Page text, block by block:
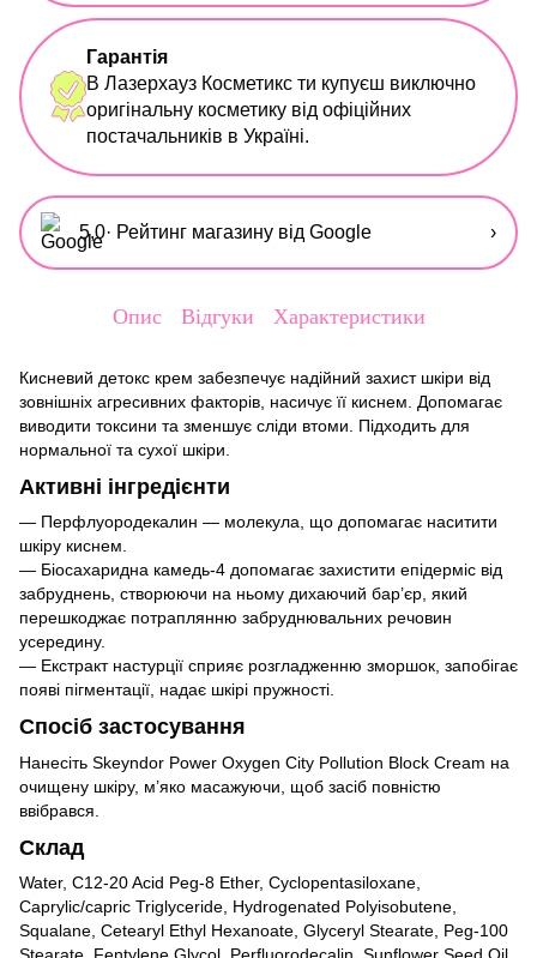
Гарантія
В Лазерхауз Косметикс ти купуєш виключно
оригінальну косметику від офіційних
постачальників в Україні.
5,0· Рейтинг магазину від Google ›
Опис Відгуки Характеристики
Кисневий детокс крем забезпечує надійний захист шкіри від
зовнішніх агресивних факторів, насичує її киснем. Допомагає
виводити токсини та зменшує сліди втоми. Підходить для
нормальної та сухої шкіри.
Активні інгредієнти
— Перфлуородекалин — молекула, що допомагає наситити
шкіру киснем.
— Біосахаридна камедь-4 допомагає захистити епідерміс від
забруднень, створюючи на ньому дихаючий бар’єр, який
перешкоджає потраплянню забруднювальних речовин
усередину.
— Екстракт настурції сприяє розгладженню зморшок, запобігає
появі пігментації, надає шкірі пружності.
Спосіб застосування
Нанесіть Skeyndor Power Oxygen City Pollution Block Cream на
очищену шкіру, м’яко масажуючи, щоб засіб повністю
ввібрався.
Склад
Water, C12-20 Acid Peg-8 Ether, Cyclopentasiloxane,
Caprylic/capric Triglyceride, Hydrogenated Polyisobutene,
Squalane, Cetearyl Ethyl Hexanoate, Glyceryl Stearate, Peg-100